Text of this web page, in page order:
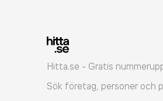
Hitta.se - Gratis
Sök företag, personer och